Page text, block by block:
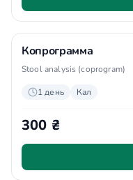
Копрограмма
Stool analysis (coprogram)
1 день Кал
300 ₴